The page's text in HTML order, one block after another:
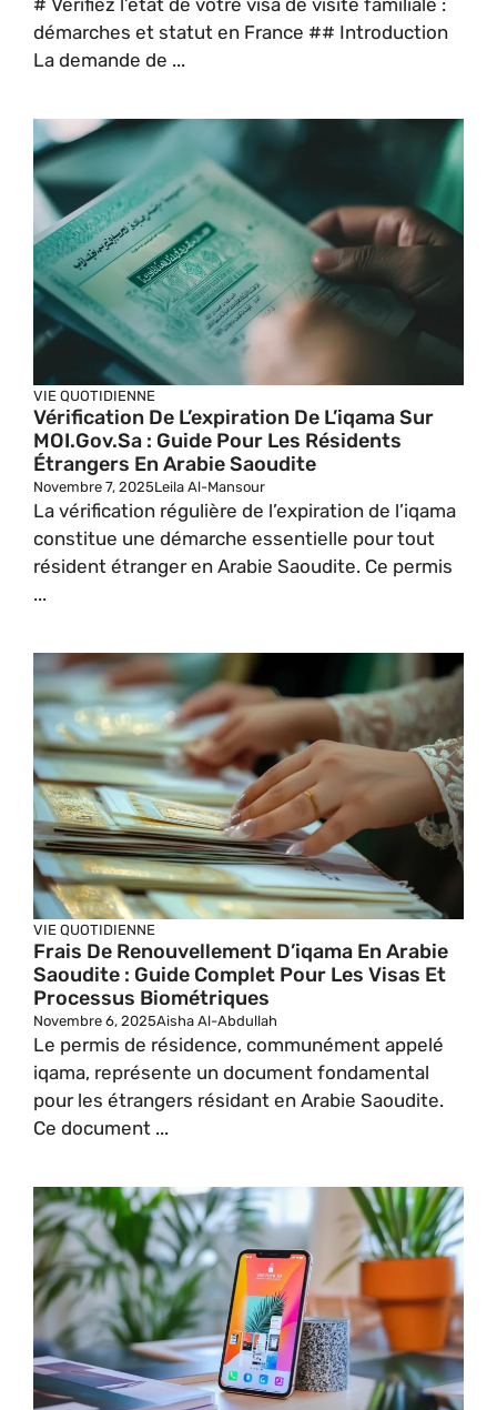
démarches et statut en France ## Introduction
La demande de ...
VIE QUOTIDIENNE
Vérification De L’expiration De L’iqama Sur
MOI.gov.sa : Guide Pour Les Résidents
Étrangers En Arabie Saoudite
Novembre 7, 2025Leila Al-Mansour
La vérification régulière de l’expiration de l’iqama
constitue une démarche essentielle pour tout
résident étranger en Arabie Saoudite. Ce permis
...
VIE QUOTIDIENNE
Frais De Renouvellement D’iqama En Arabie
Saoudite : Guide Complet Pour Les Visas Et
Processus Biométriques
Novembre 6, 2025Aisha Al-Abdullah
Le permis de résidence, communément appelé
iqama, représente un document fondamental
pour les étrangers résidant en Arabie Saoudite.
Ce document ...